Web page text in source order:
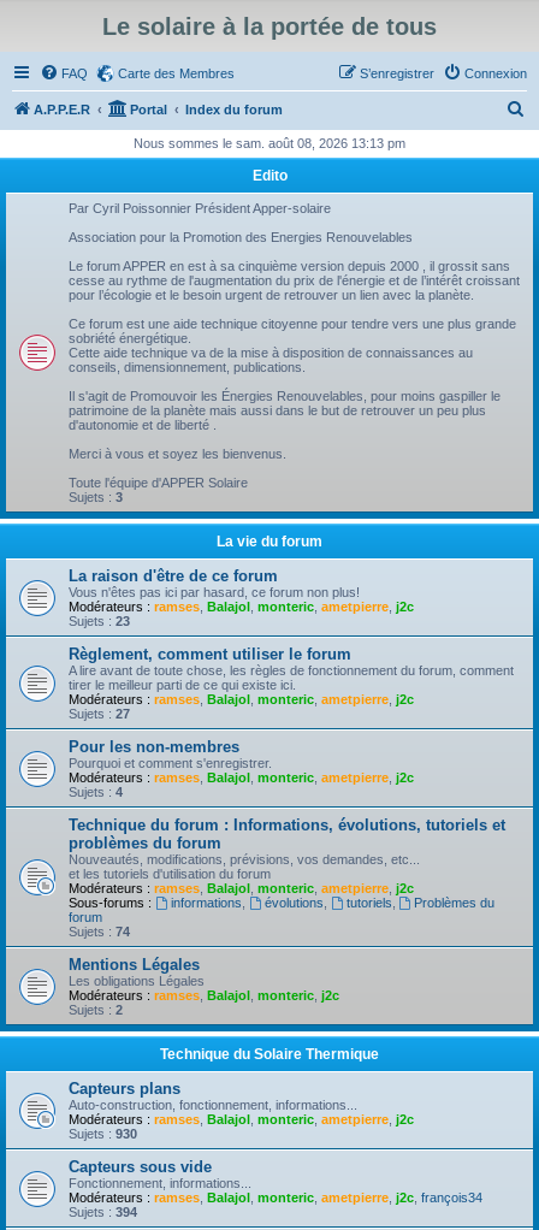
Le solaire à la portée de tous
FAQ Carte des Membres Connexion
S’enregistrer
A.P.P.E.R Portal Index du forum
h
Nous sommes le sam. août 08, 2026 13:13 pm
Edito
Par Cyril Poissonnier Président Apper-solaire
Association pour la Promotion des Energies Renouvelables
Le forum APPER en est à sa cinquième version depuis 2000 , il grossit sans
cesse au rythme de l'augmentation du prix de l'énergie et de l’intérêt croissant
pour l’écologie et le besoin urgent de retrouver un lien avec la planète.
Ce forum est une aide technique citoyenne pour tendre vers une plus grande
sobriété énergétique.
Cette aide technique va de la mise à disposition de connaissances au
conseils, dimensionnement, publications.
Il s'agit de Promouvoir les Énergies Renouvelables, pour moins gaspiller le
patrimoine de la planète mais aussi dans le but de retrouver un peu plus
d'autonomie et de liberté .
Merci à vous et soyez les bienvenus.
Toute l'équipe d'APPER Solaire
Sujets : 3
La vie du forum
La raison d'être de ce forum
Vous n'êtes pas ici par hasard, ce forum non plus!
Modérateurs : ramses Balajol monteric ametpierre j2c
Sujets : 23
Règlement, comment utiliser le forum
A lire avant de toute chose, les règles de fonctionnement du forum, comment
tirer le meilleur parti de ce qui existe ici.
Modérateurs : ramses Balajol monteric ametpierre j2c
Sujets : 27
Pour les non-membres
Pourquoi et comment s'enregistrer.
Modérateurs : ramses Balajol monteric ametpierre j2c
Sujets : 4
Technique du forum : Informations, évolutions, tutoriels et
problèmes du forum
Nouveautés, modifications, prévisions, vos demandes, etc...
et les tutoriels d'utilisation du forum
Modérateurs : ramses Balajol monteric ametpierre j2c
Sous-forums :
informations évolutions tutoriels
Problèmes du
forum
Sujets : 74
Mentions Légales
Les obligations Légales
Modérateurs : ramses Balajol monteric j2c
Sujets : 2
Technique du Solaire Thermique
Capteurs plans
Auto-construction, fonctionnement, informations...
Modérateurs : ramses Balajol monteric ametpierre j2c
Sujets : 930
Capteurs sous vide
Fonctionnement, informations...
Modérateurs : ramses Balajol monteric ametpierre j2c françois34
Sujets : 394